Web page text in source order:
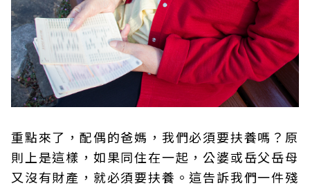
重點來了，配偶的爸媽，我們必須要扶養嗎？原
則上是這樣，如果同住在一起，公婆或岳父岳母
又沒有財產，就必須要扶養。這告訴我們一件殘